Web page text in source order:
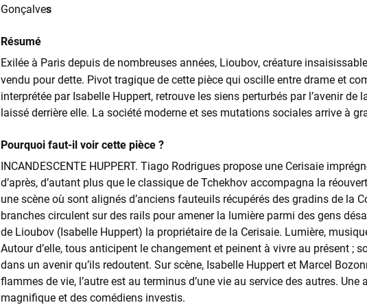
Gonçalves
Résumé
Exilée à Paris depuis de nombreuses années, Lioubov, créature
vendu pour dette. Pivot tragique de cette pièce qui oscille entre drame et
interprétée par Isabelle Huppert, retrouve les siens perturbés par l’avenir de
laissé derrière elle. La société moderne et ses mutations sociales arrive à
Pourquoi faut-il voir cette pièce ?
INCANDESCENTE HUPPERT. Tiago Rodrigues propose une Cerisaie
d’après, d’autant plus que le classique de Tchekhov accompagna la
une scène où sont alignés d’anciens fauteuils récupérés des gradins de la
branches circulent sur des rails pour amener la lumière parmi des gens
de Lioubov (Isabelle Huppert) la propriétaire de la Cerisaie. Lumière,
Autour d’elle, tous anticipent le changement et peinent à vivre au présent ;
dans un avenir qu’ils redoutent. Sur scène, Isabelle Huppert et Marcel
flammes de vie, l’autre est au terminus d’une vie au service des autres.
magnifique et des comédiens investis.